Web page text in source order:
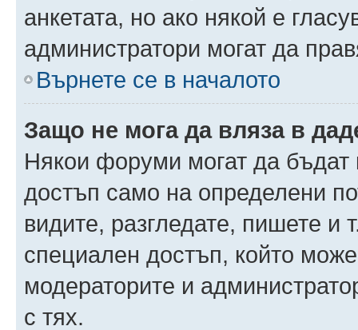
анкетата, но ако някой е
администратори могат да
Върнете се в началото
Защо не мога да вляза в
Някои форуми могат да бъдат
достъп само на определени
видите, разгледате, пишете
специален достъп, който
модераторите и
с тях.